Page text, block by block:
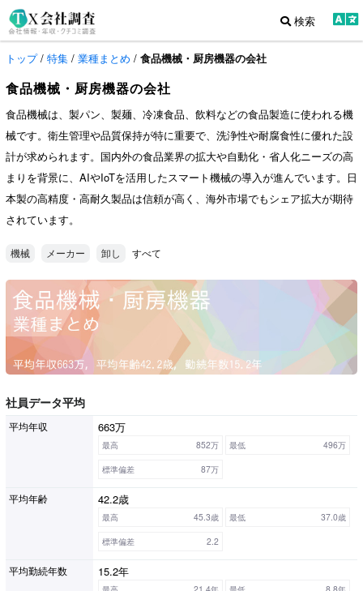
検索
トップ/ 特集 / 業種まとめ / 食品機械・厨房機器の会社
食品機械・厨房機器の会社
食品機械は、製パン、製麺、冷凍食品、飲料などの食品製造に使われる機
械です。衛生管理や品質保持が特に重要で、洗浄性や耐腐食性に優れた設
計が求められます。国内外の食品業界の拡大や自動化・省人化ニーズの高
まりを背景に、AIやIoTを活用したスマート機械の導入が進んでいます。日
本製の高精度・高耐久製品は信頼が高く、海外市場でもシェア拡大が期待
されています。
機械 メーカー 卸し すべて
社員データ平均
平均年収 663万
最高 852万 最低
496万
標準偏差
87万
平均年齢 42.2歳
最高 45.3歳 最低
37.0歳
標準偏差
2.2
平均勤続年数 15.2年